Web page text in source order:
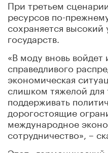
При третьем
ресурсов по-
сохраняется высокий
государств.
«В моду вновь войдет
справедливого
экономическая
слишком тяжелой для
поддерживать
дорогостоящие
международное
сотрудничество», –